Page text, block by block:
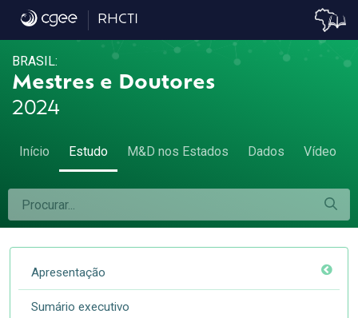
6.3 Tempo de titulação e emprego - 6.3
RHCTI
BRASIL:
Mestres e Doutores
2024
Início Estudo M&D nos Estados Dados Vídeo
Apresentação
Sumário executivo